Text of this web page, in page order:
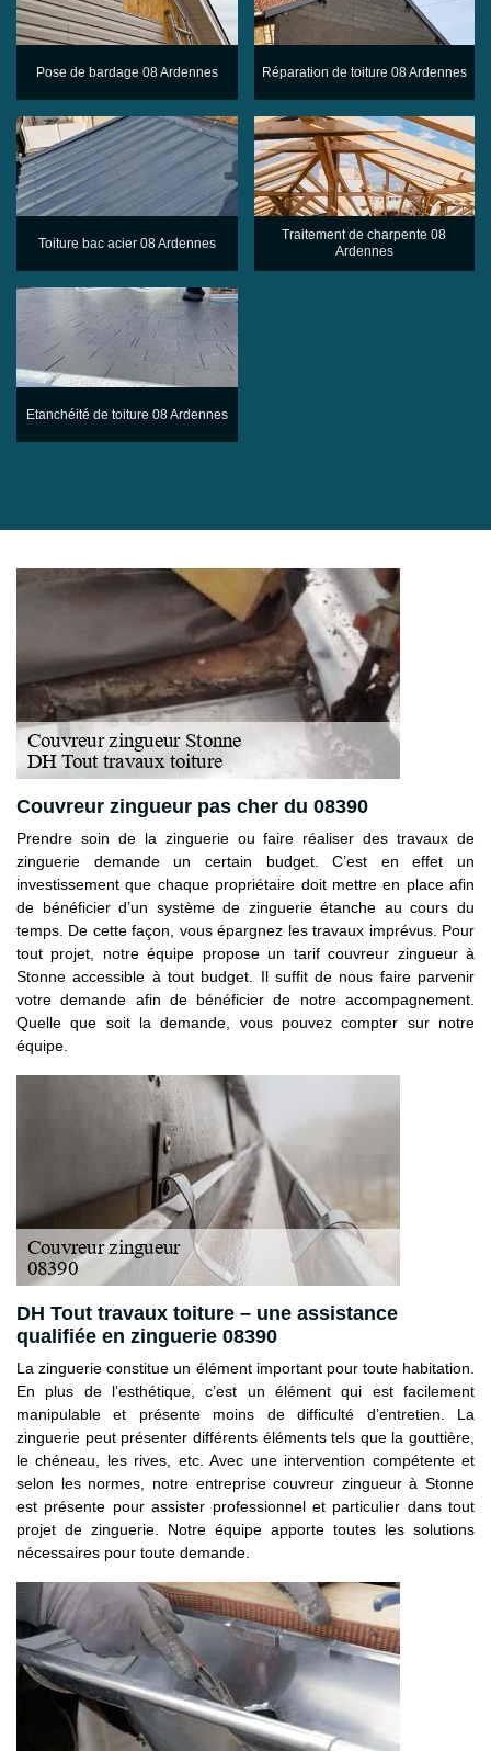
Pose de bardage 08 Ardennes Réparation de toiture 08 Ardennes
Toiture bac acier 08 Ardennes
Traitement de charpente 08
Ardennes
Etanchéité de toiture 08 Ardennes
Couvreur zingueur pas cher du 08390
Prendre soin de la zinguerie ou faire réaliser des travaux de
zinguerie demande un certain budget. C’est en effet un
investissement que chaque propriétaire doit mettre en place afin
de bénéficier d’un système de zinguerie étanche au cours du
temps. De cette façon, vous épargnez les travaux imprévus. Pour
tout projet, notre équipe propose un tarif couvreur zingueur à
Stonne accessible à tout budget. Il suffit de nous faire parvenir
votre demande afin de bénéficier de notre accompagnement.
Quelle que soit la demande, vous pouvez compter sur notre
équipe.
DH Tout travaux toiture – une assistance
qualifiée en zinguerie 08390
La zinguerie constitue un élément important pour toute habitation.
En plus de l’esthétique, c’est un élément qui est facilement
manipulable et présente moins de difficulté d’entretien. La
zinguerie peut présenter différents éléments tels que la gouttière,
le chéneau, les rives, etc. Avec une intervention compétente et
selon les normes, notre entreprise couvreur zingueur à Stonne
est présente pour assister professionnel et particulier dans tout
projet de zinguerie. Notre équipe apporte toutes les solutions
nécessaires pour toute demande.